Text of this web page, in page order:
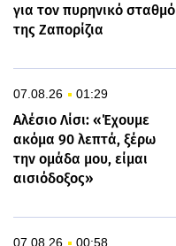
για τον πυρηνικό σταθμό
της Ζαπορίζια
07.08.26 01:29
Αλέσιο Λίσι: «Έχουμε
ακόμα 90 λεπτά, ξέρω
την ομάδα μου, είμαι
αισιόδοξος»
07.08.26 00:58